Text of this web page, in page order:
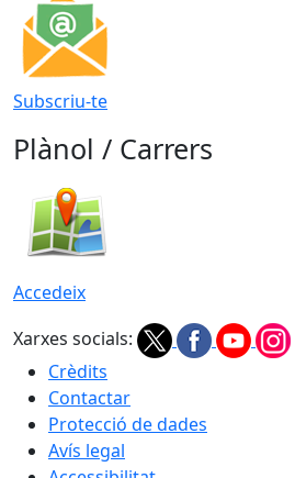
Subscriu-te
Plànol / Carrers
Accedeix
Xarxes socials:
Crèdits
Contactar
Protecció de dades
Avís legal